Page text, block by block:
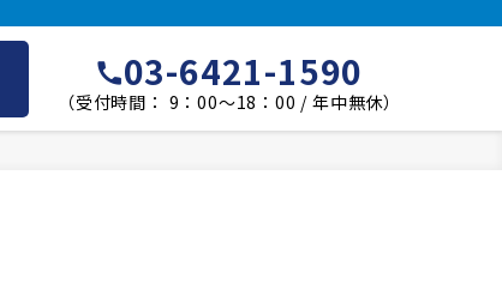
03-6421-1590
（受付時間： 9：00～18：00 / 年中無休）